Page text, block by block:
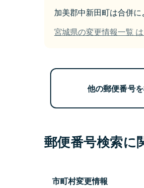
加美郡中新田町は合併
宮城県の変更情報一覧
他の郵便番号
郵便番号検索に
市町村変更情報